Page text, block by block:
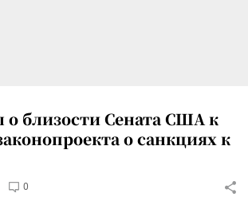
о близости Сената США к
о санкциях к
0